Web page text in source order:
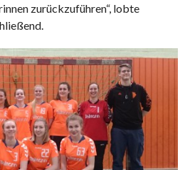
zurückzuführen“, lobte